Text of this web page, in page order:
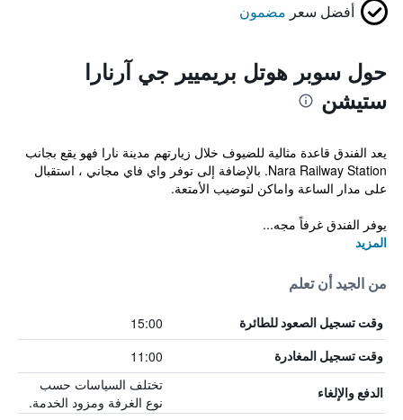
أفضل سعر مضمون
حول سوبر هوتل بريميير جي آرنارا
ستيشن
يعد الفندق قاعدة مثالية للضيوف خلال زيارتهم مدينة نارا فهو يقع بجانب
Nara Railway Station. بالإضافة إلى توفر واي فاي مجاني ، استقبال
على مدار الساعة واماكن لتوضيب الأمتعة.
يوفر الفندق غرفاً مجه...
المزيد
من الجيد أن تعلم
وقت تسجيل الصعود للطائرة 15:00
وقت تسجيل المغادرة 11:00
الدفع والإلغاء
تختلف السياسات حسب
نوع الغرفة ومزود الخدمة.